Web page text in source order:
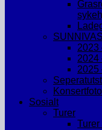
2023
2024
2025
Sosialt
Turer